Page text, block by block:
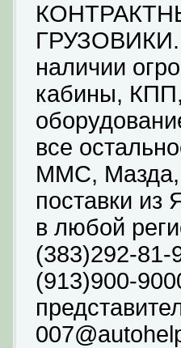
наличии
кабины,
все
ММС, Мазда,
поставки из
в любой
(383)292-81-
(913)900-